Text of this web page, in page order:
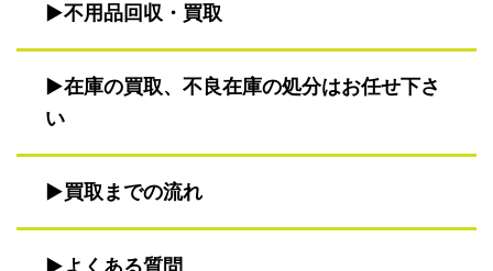
不用品回収・買取
在庫の買取、不良在庫の処分はお任せ下さ
い
買取までの流れ
よくある質問